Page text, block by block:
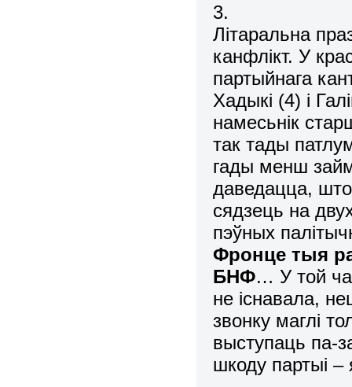
3.
Літаральна
канфлікт. У
партыйнага
Хадыкі (4) і
намесьнік
так тады
гады менш
даведацца, што
сядзець на
пэўных
Фронце тыя
БНФ… У той
не існавала,
звонку маглі
выступаць па-
шкоду партыі –